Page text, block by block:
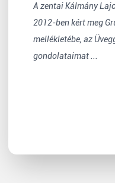
A zentai Kálmány
2012-ben kért meg
mellékletébe, az
gondolataimat ...